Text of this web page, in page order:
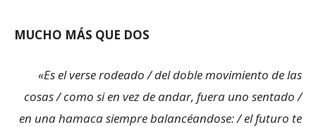
MUCHO MÁS QUE DOS
«Es el verse rodeado / del doble movimiento de las
cosas / como si en vez de andar, fuera uno sentado /
en una hamaca siempre balancéandose: / el futuro te